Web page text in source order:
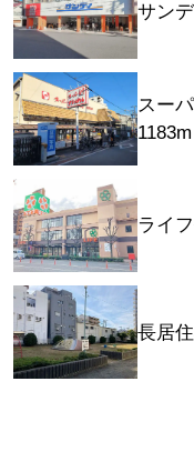
サン
スー
1183m
ライ
長居